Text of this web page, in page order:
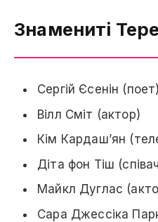
Знамениті
Сергій Єсенін (поет)
Вілл Сміт (актор)
Кім Кардаш’ян
Діта фон Тіш
Майкл Дуглас
Сара Джессіка